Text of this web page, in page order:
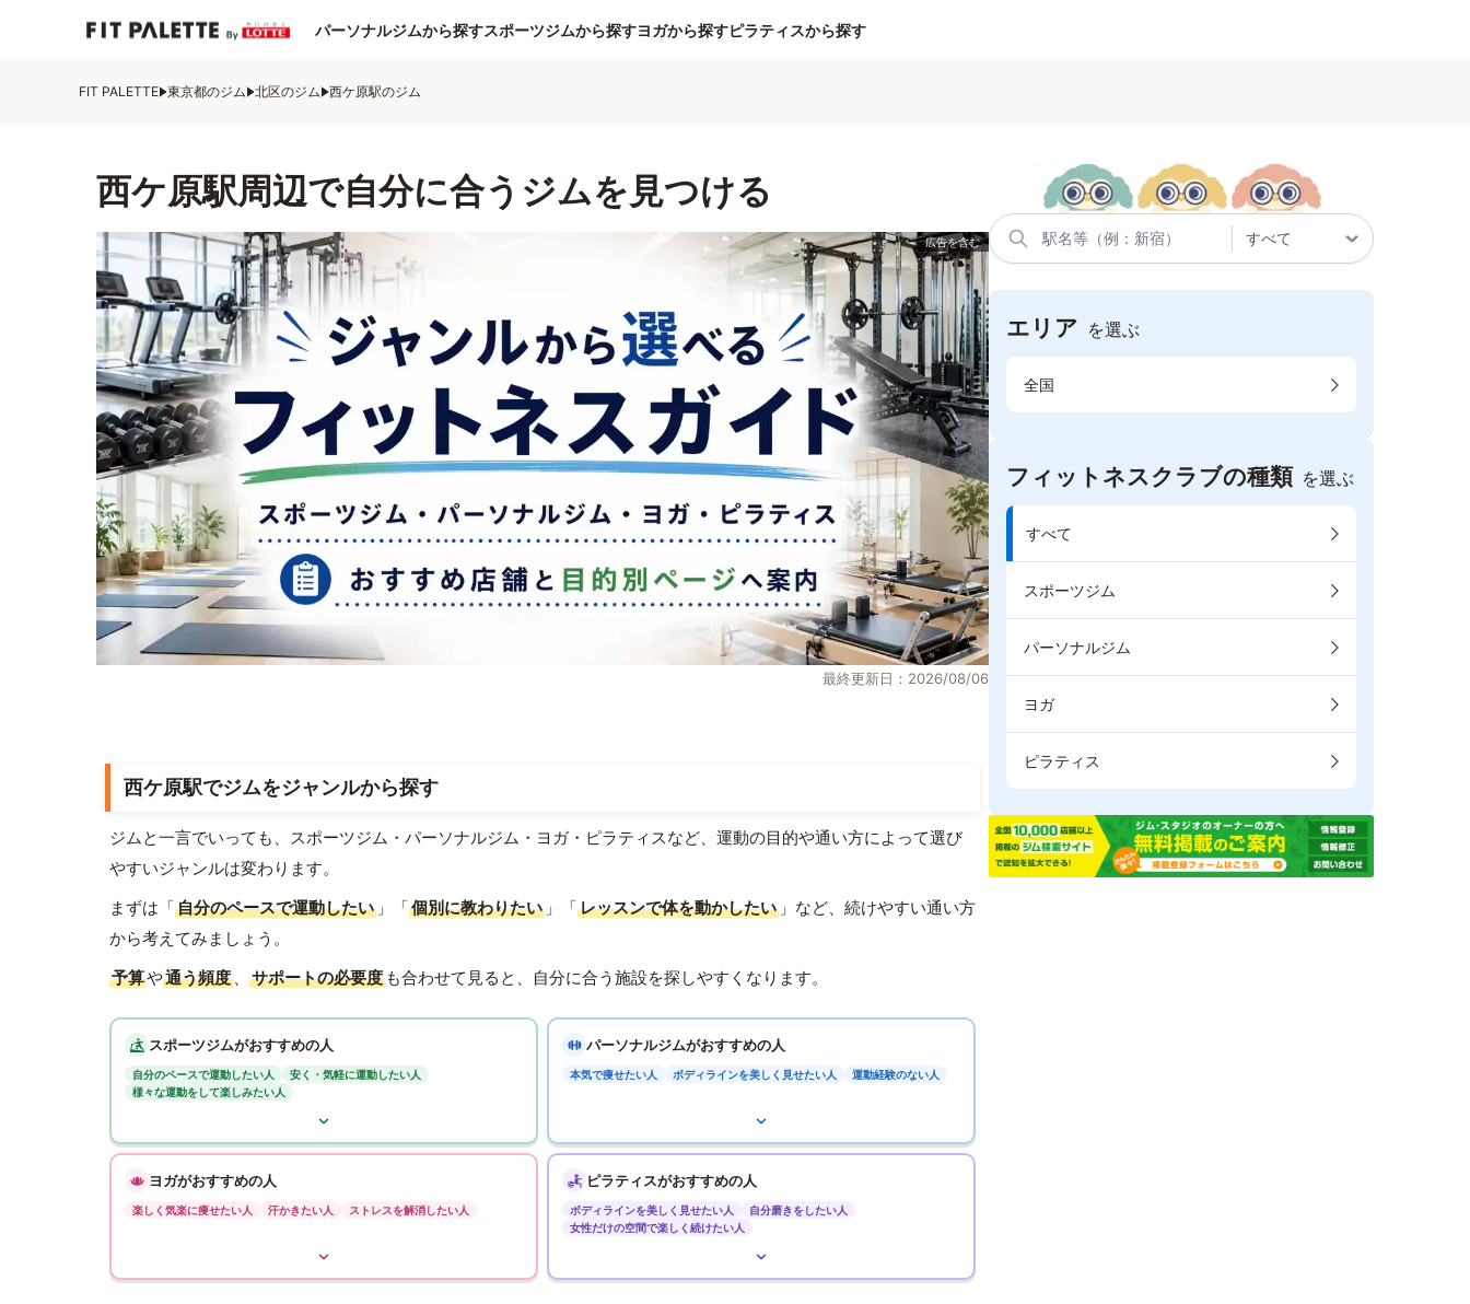
パーソナルジムから探すスポーツジムから探すヨガから探すピラティスから探す
FIT PALETTE 東京都のジム 北区のジム 西ケ原駅のジム
西ケ原駅周辺で自分に合うジムを見つける
最終更新日：2026/08/06
西ケ原駅でジムをジャンルから探す
ジムと一言でいっても、スポーツジム・パーソナルジム・ヨガ・ピラティスなど、運動の目的や通い方によって選び
やすいジャンルは変わります。
まずは「自分のペースで運動したい 」「個別に教わりたい 」「レッスンで体を動かしたい 」など、続けやすい通い方
から考えてみましょう。
予算や通う頻度 、 サポートの必要度 も合わせて見ると、自分に合う施設を探しやすくなります。
スポーツジムがおすすめの人
自分のペースで運動したい人
安く・気軽に運動したい人
様々な運動をして楽しみたい人
パーソナルジムがおすすめの人
本気で痩せたい人 ボディラインを美しく見せたい人 運動経験のない人
ヨガがおすすめの人
楽しく気楽に痩せたい人 汗かきたい人 ストレスを解消したい人
ピラティスがおすすめの人
ボディラインを美しく見せたい人
自分磨きをしたい人
女性だけの空間で楽しく続けたい人
エリア を選ぶ
全国
フィットネスクラブの種類 を選ぶ
すべて
スポーツジム
パーソナルジム
ヨガ
ピラティス